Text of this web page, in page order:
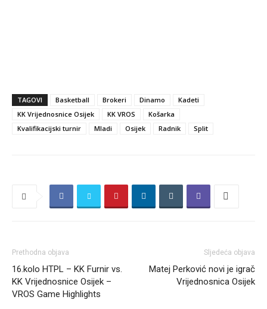
TAGOVI Basketball Brokeri Dinamo
Kadeti
KK Vrijednosnice Osijek
KK VROS
Košarka
Kvalifikacijski turnir
Mladi Osijek Radnik Split
Prethodna objava
16.kolo HTPL – KK Furnir vs.
KK Vrijednosnice Osijek –
VROS Game Highlights
Sljedeća objava
Matej Perković novi je igrač
Vrijednosnica Osijek